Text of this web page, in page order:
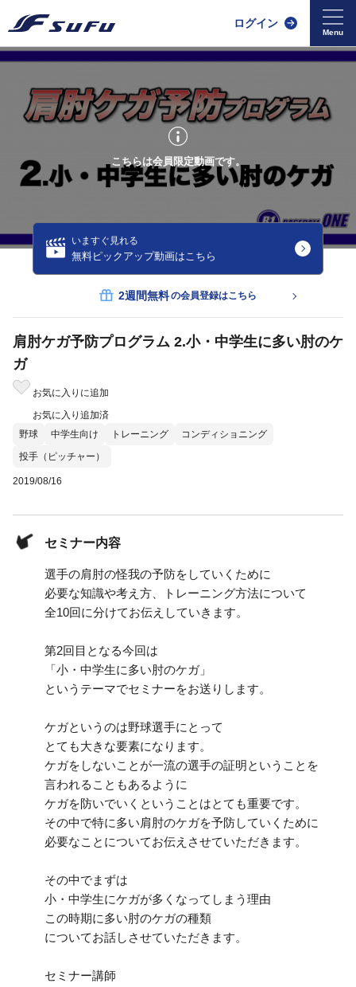
ログイン
こちらは会員限定動画です。
いますぐ見れる
無料ピックアップ動画はこちら
2週間無料の会員登録はこちら
肩肘ケガ予防プログラム 2.小・中学生に多い肘のケ
ガ
お気に入りに追加
お気に入り追加済
野球
中学生向け トレーニング
コンディショニング
投手（ピッチャー）
2019/08/16
セミナー内容
選手の肩肘の怪我の予防をしていくために
必要な知識や考え方、トレーニング方法について
全10回に分けてお伝えしていきます。
第2回目となる今回は
「小・中学生に多い肘のケガ」
というテーマでセミナーをお送りします。
ケガというのは野球選手にとって
とても大きな要素になります。
ケガをしないことが一流の選手の証明ということを
言われることもあるように
ケガを防いでいくということはとても重要です。
その中で特に多い肩肘のケガを予防していくために
必要なことについてお伝えさせていただきます。
その中でまずは
小・中学生にケガが多くなってしまう理由
この時期に多い肘のケガの種類
についてお話しさせていただきます。
セミナー講師